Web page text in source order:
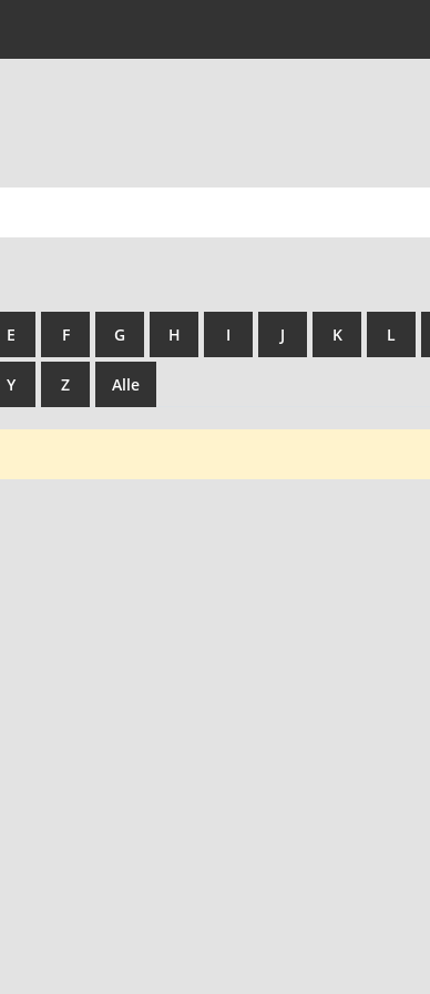
E F G H I J K L
Y Z Alle